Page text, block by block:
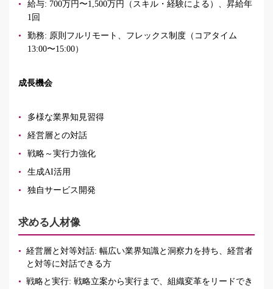
給与: 700万円〜1,500万円（スキル・経験による）、昇給年
1回
勤務: 原則フルリモート、フレックス制度（コアタイム
13:00〜15:00）
成長機会
多様な業界知見習得
経営層との対話
戦略～実行力強化
生成AI活用
独自サービス開発
求める人材像
• 経営層と対等対話: 幅広い業界知識と洞察力を持ち、経営者
と対等に対話できる方
• 戦略と実行: 戦略立案から実行まで、組織変革をリードでき